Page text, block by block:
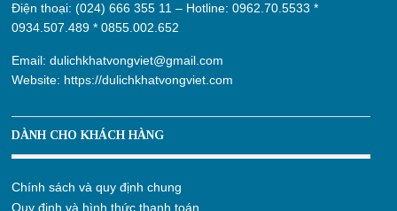
Điện thoại: (024) 666 355 11 – Hotline:0962.70.5533 *
0934.507.489 *0855.002.652
Email:dulichkhatvongviet@gmail.com
Website: https://dulichkhatvongviet.com
DÀNH CHO KHÁCH HÀNG
Chính sách và quy định chung
Quy định và hình thức thanh toán